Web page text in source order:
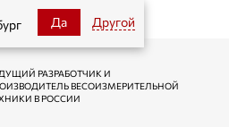
Да Другой
РАЗРАБОТЧИК И
ВЕСОИЗМЕРИТЕЛЬНОЙ
В РОССИИ